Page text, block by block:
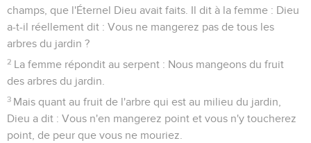
champs, que l'Éternel Dieu avait faits. Il dit à la femme : Dieu
a-t-il réellement dit : Vous ne mangerez pas de tous les
arbres du jardin ?
2 La femme répondit au serpent : Nous mangeons du fruit
des arbres du jardin.
3 Mais quant au fruit de l'arbre qui est au milieu du jardin,
Dieu a dit : Vous n'en mangerez point et vous n'y toucherez
point, de peur que vous ne mouriez.